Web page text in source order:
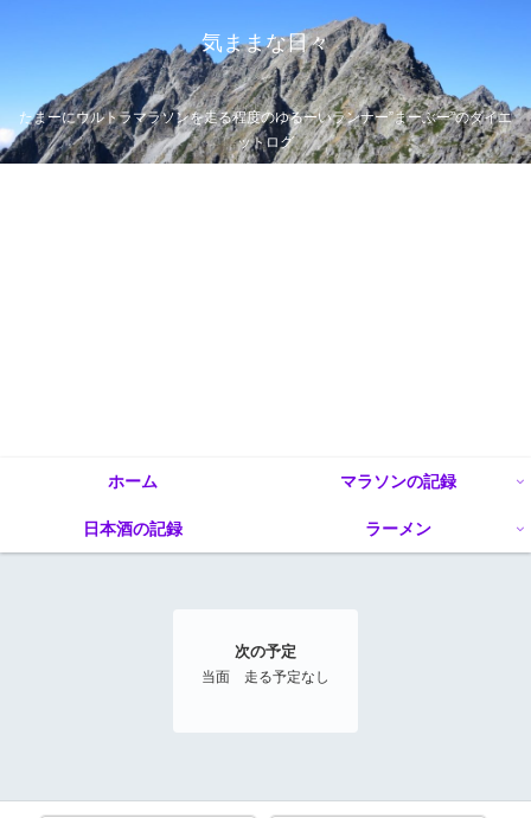
気ままな日々
たまーにウルトラマラソンを走る程度のゆるーいランナー”まーぶー”のダイエ
ットログ
ホーム マラソンの記録
日本酒の記録 ラーメン
次の予定
当面 走る予定なし